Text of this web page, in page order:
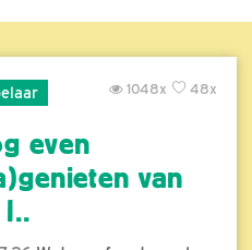
48x
1048x
even
van